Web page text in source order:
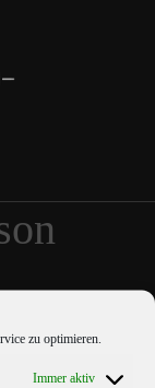
zu optimieren.
Immer aktiv